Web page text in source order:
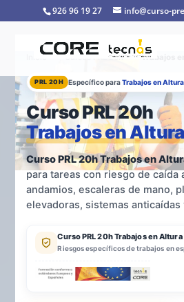
926 96 19 27 info@curso-
Inicio › Cursos PRL 20h › Trabajos
PRL 20H Específico paraTrabajos en Altura
Curso PRL 20h
Trabajos en Altura
Curso PRL 20h Trabajos en
para tareas con riesgo de caída
andamios, escaleras de mano,
elevadoras, sistemas anticaídas
Curso PRL 20h Trabajos en Altura
Riesgos específicos de trabajos en